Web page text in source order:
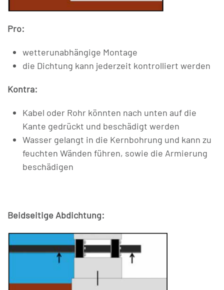
Pro:
wetterunabhängige Montage
die Dichtung kann jederzeit kontrolliert werden
Kontra:
Kabel oder Rohr könnten nach unten auf die
Kante gedrückt und beschädigt werden
Wasser gelangt in die Kernbohrung und kann zu
feuchten Wänden führen, sowie die Armierung
beschädigen
Beidseitige Abdichtung: